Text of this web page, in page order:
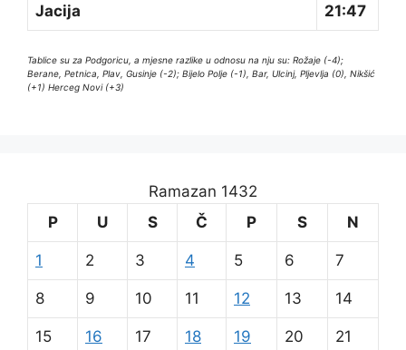
Jacija 21:47
Tablice su za Podgoricu, a mjesne razlike u odnosu na nju su: Rožaje (-4);
Berane, Petnica, Plav, Gusinje (-2); Bijelo Polje (-1), Bar, Ulcinj, Pljevlja (0), Nikšić
(+1) Herceg Novi (+3)
Ramazan 1432
P
U S Č P S N
1 2 3 4 5 6 7
8 9 10 11 12 13 14
15 16 17 18 19 20 21